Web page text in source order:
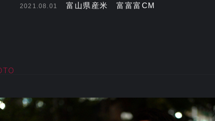
2021.08.01 富山県産米 富富富CM